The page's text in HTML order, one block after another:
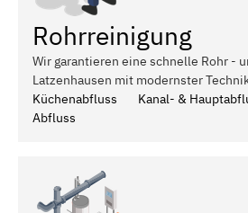
Rohrreinigung
Wir garantieren eine schnelle Rohr -
Latzenhausen mit modernster
Küchenabfluss
Kanal- &
Abfluss